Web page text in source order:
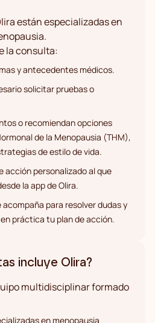
están especializadas en
la consulta:
y antecedentes médicos.
solicitar pruebas o
o recomiendan opciones
de la Menopausia (THM),
de estilo de vida.
acción personalizado al que
la app de Olira.
para resolver dudas y
práctica tu plan de acción.
incluye Olira?
multidisciplinar formado
en menopausia